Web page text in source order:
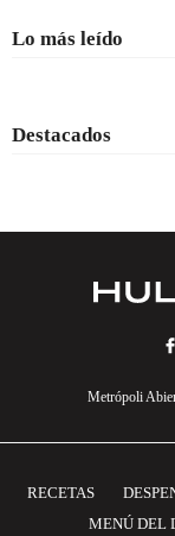
Lo más leído
Destacados
Metrópoli
RECETAS
MENÚ DEL